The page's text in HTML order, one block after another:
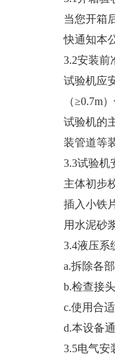
当您开箱
快通知本
3.2安装前
试验机应
（≥0.7m
试验机的
装管道等
3.3试验机
主体初步
插入小铁
用水泥砂
3.4液压系
a.拆除各
b.检查接
c.使用合
d.本设备
3.5电气安